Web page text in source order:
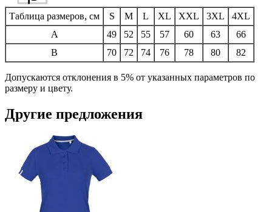
Таблица размеров, см S M L XL XXL 3XL
4XL
A
49 52 55 57 60 63
66
B
70 72 74 76 78 80 82
Допускаются отклонения в 5% от указанных параметров по
размеру и цвету.
Другие предложения